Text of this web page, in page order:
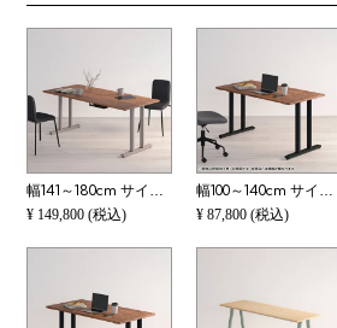
幅141～180cm サイズオーダーデスク Sizeno(シゼノ) パソコンデスク ウォールナット 無垢材 木製 T字脚 スチール脚 天然木 パソコンデスク 配線穴 オフィスデスク テレワークデスク 勉強机 おしゃれ ウッディモダン
¥ 149,800 (税込)
幅100～140cm サイズオーダーデスク Sizeno(シゼノ) パソコンデスク ウォールナット 集成材 木製 T字脚 スチール脚 天然木 パソコンデスク 切り欠き オフィスデスク テレワークデスク 勉強机 おしゃれ ウッディモダ
¥ 87,800 (税込)